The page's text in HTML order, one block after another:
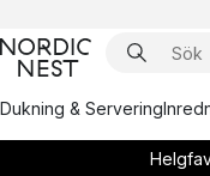
Dukning & Servering